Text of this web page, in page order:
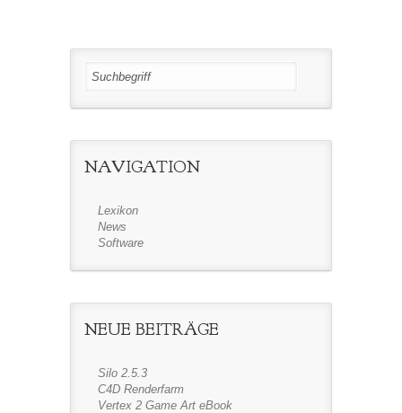
NAVIGATION
Lexikon
News
Software
NEUE BEITRÄGE
Silo 2.5.3
C4D Renderfarm
Vertex 2 Game Art eBook